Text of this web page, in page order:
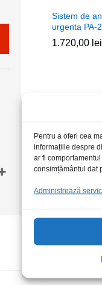
Pentru a oferi cea
informațiile despre
ar fi
consimțământul dat
Administrează
Sistem de
urgenta PA-
1.720,00 lei
1.720,00 lei